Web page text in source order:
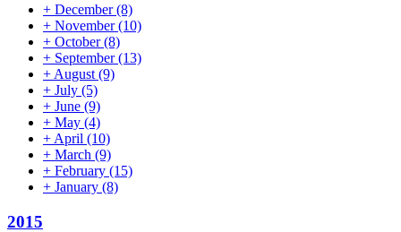
+ December(8)
+ November(10)
+ October(8)
+ September(13)
+ August (9)
+ July (5)
+ June (9)
+ May (4)
+ April (10)
+ March (9)
+ February (15)
+ January (8)
2015